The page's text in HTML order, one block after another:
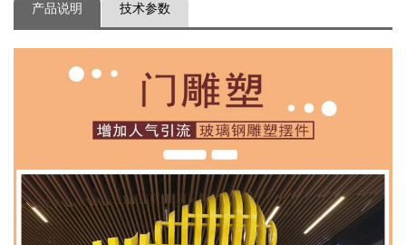
产品说明 技术参数